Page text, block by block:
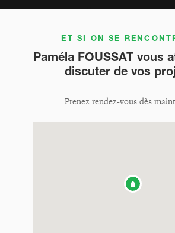
ET SI ON SE
Paméla FOUSSAT vous
discuter de vos
Prenez rendez-vous dès